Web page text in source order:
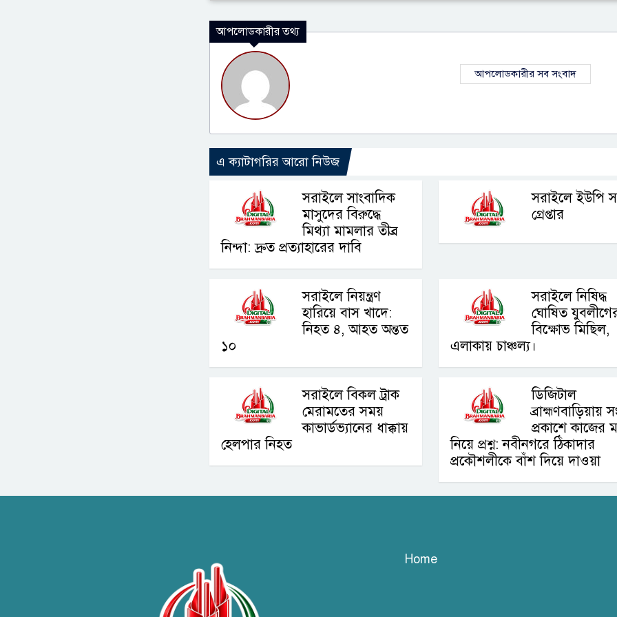
আপলোডকারীর তথ্য
আপলোডকারীর সব সংবাদ
এ ক্যাটাগরির আরো নিউজ
সরাইলে সাংবাদিক
মাসুদের বিরুদ্ধে
মিথ্যা মামলার তীব্র
নিন্দা: দ্রুত প্রত্যাহারের দাবি
সরাইলে ইউপি
গ্রেপ্তার
সরাইলে নিয়ন্ত্রণ
হারিয়ে বাস খাদে:
নিহত ৪, আহত অন্তত
১০
সরাইলে নিষিদ্ধ
ঘোষিত
বিক্ষোভ মিছিল,
এলাকায় চাঞ্চল্য।
সরাইলে বিকল ট্রাক
মেরামতের সময়
কাভার্ডভ্যানের ধাক্কায়
হেলপার নিহত
ডিজিটাল
ব্রাহ্মণবাড়িয়ায়
প্রকাশে কাজের
নিয়ে প্রশ্ন: নবীনগরে ঠিকাদার
প্রকৌশলীকে বাঁশ দিয়ে দাওয়া
Home